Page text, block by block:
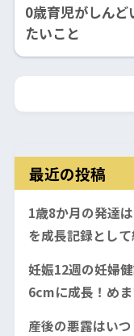
0歳育児がしん
たいこと
最近の投稿
1歳8か月の発達
を成長記録とし
妊娠12週の妊婦
6cmに成長！め
産後の悪露はい